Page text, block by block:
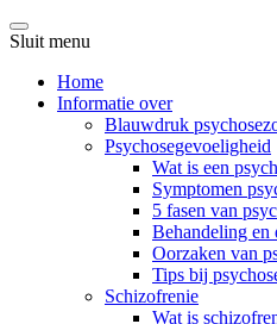
Sluit menu
Home
Informatie over
Blauwdruk
Psychosegevoeligheid
Wat is een
Symptomen
5 fasen van
Behandeling en
Oorzaken van
Tips bij
Schizofrenie
Wat is